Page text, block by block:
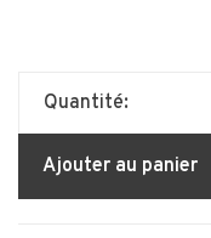
Quantité:
Ajouter au panier